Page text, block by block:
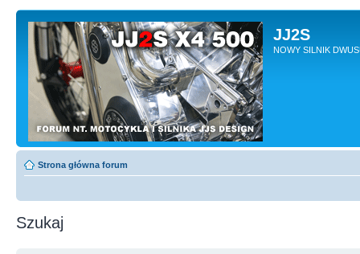
JJ2S
NOWY SILNIK
Strona główna forum
Szukaj